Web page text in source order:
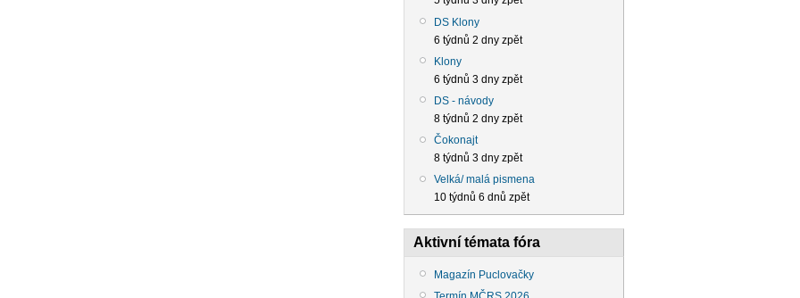
DS Klony
6 týdnů 2 dny zpět
Klony
6 týdnů 3 dny zpět
DS - návody
8 týdnů 2 dny zpět
Čokonajt
8 týdnů 3 dny zpět
Velká/ malá pismena
10 týdnů 6 dnů zpět
Aktivní témata fóra
Magazín Puclovačky